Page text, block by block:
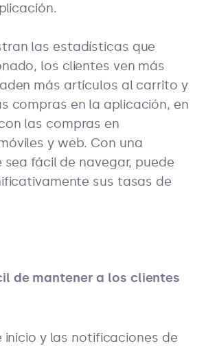
las estadísticas que
los clientes ven más
más artículos al carrito y
compras en la aplicación, en
las compras en
y web. Con una
fácil de navegar, puede
sus tasas de
de mantener a los clientes
y las notificaciones de